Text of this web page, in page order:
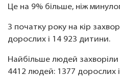
Це на 9% більше, ніж
З початку року на кір
дорослих і 14 923 дитини.
Найбільше людей захворіли
4412 людей: 1377 дорослих